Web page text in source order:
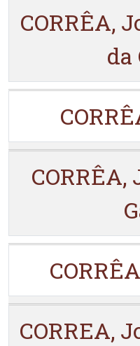
CORRÊA,
da
CORRÊA,
CORREA,